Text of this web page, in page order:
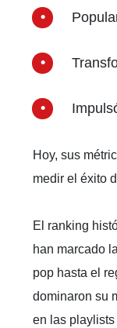
Hoy, sus
medir el éxito
El ranking
han marcado
pop hasta el
dominaron su
en las playlists